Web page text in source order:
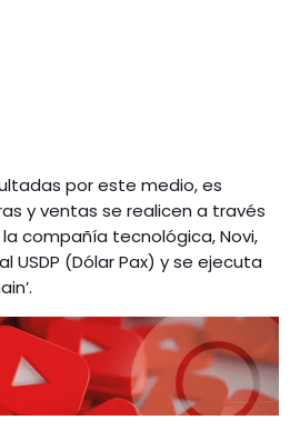
por este medio, es
y ventas se realicen a través
compañía tecnológica, Novi,
USDP (Dólar Pax) y se ejecuta